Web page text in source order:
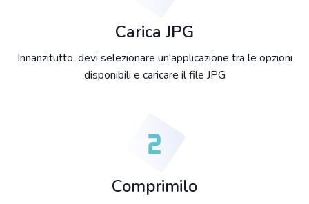
Carica JPG
Innanzitutto, devi selezionare un'applicazione tra le opzioni
disponibili e caricare il file JPG
Comprimilo